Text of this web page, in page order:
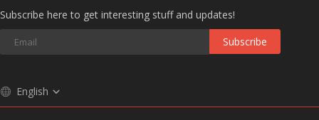
Subscribe here to get interesting stuff and updates!
Subscribe
English